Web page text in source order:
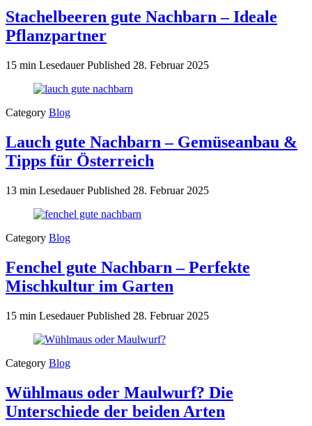
Stachelbeeren gute Nachbarn – Ideale
Pflanzpartner
15 min LesedauerPublished 28. Februar 2025
Category Blog
Lauch gute Nachbarn – Gemüseanbau &
Tipps für Österreich
13 min LesedauerPublished 28. Februar 2025
Category Blog
Fenchel gute Nachbarn – Perfekte
Mischkultur im Garten
15 min LesedauerPublished 28. Februar 2025
Category Blog
Wühlmaus oder Maulwurf? Die
Unterschiede der beiden Arten